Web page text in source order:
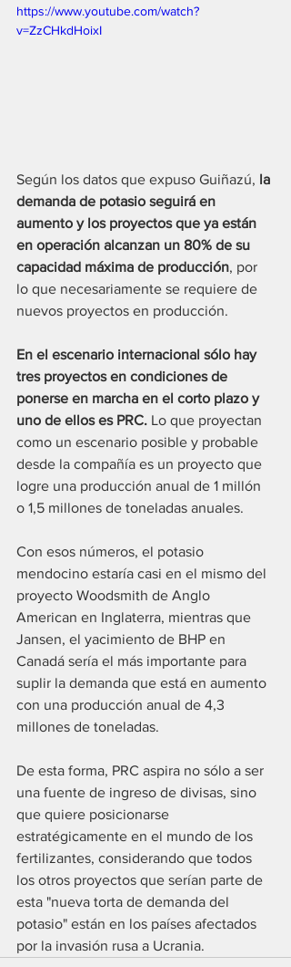
https://www.youtube.com/watch?
v=ZzCHkdHoixI
Según los datos que expuso Guiñazú, la
demanda de potasio seguirá en
aumento y los proyectos que ya están
en operación alcanzan un 80% de su
capacidad máxima de producción, por
lo que necesariamente se requiere de
nuevos proyectos en producción.
En el escenario internacional sólo hay
tres proyectos en condiciones de
ponerse en marcha en el corto plazo y
uno de ellos es PRC. Lo que proyectan
como un escenario posible y probable
desde la compañía es un proyecto que
logre una producción anual de 1 millón
o 1,5 millones de toneladas anuales.
Con esos números, el potasio
mendocino estaría casi en el mismo del
proyecto Woodsmith de Anglo
American en Inglaterra, mientras que
Jansen, el yacimiento de BHP en
Canadá sería el más importante para
suplir la demanda que está en aumento
con una producción anual de 4,3
millones de toneladas.
De esta forma, PRC aspira no sólo a ser
una fuente de ingreso de divisas, sino
que quiere posicionarse
estratégicamente en el mundo de los
fertilizantes, considerando que todos
los otros proyectos que serían parte de
esta "nueva torta de demanda del
potasio" están en los países afectados
por la invasión rusa a Ucrania.